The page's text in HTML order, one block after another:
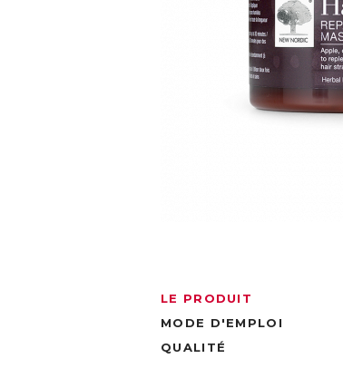
LE PRODUIT
MODE D'EMPLOI
QUALITÉ